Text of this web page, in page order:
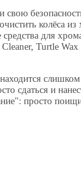
колёса
для
Turtle
сдаться и
просто